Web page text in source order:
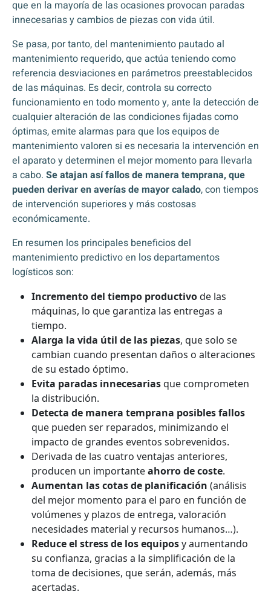
que en la mayoría de las ocasiones provocan paradas
innecesarias y cambios de piezas con vida útil.
Se pasa, por tanto, del mantenimiento pautado al
mantenimiento requerido, que actúa teniendo como
referencia desviaciones en parámetros preestablecidos
de las máquinas. Es decir, controla su correcto
funcionamiento en todo momento y, ante la detección de
cualquier alteración de las condiciones fijadas como
óptimas, emite alarmas para que los equipos de
mantenimiento valoren si es necesaria la intervención en
el aparato y determinen el mejor momento para llevarla
a cabo. Se atajan así fallos de manera temprana, que
pueden derivar en averías de mayor calado, con tiempos
de intervención superiores y más costosas
económicamente.
En resumen los principales beneficios del
mantenimiento predictivo en los departamentos
logísticos son:
Incremento del tiempo productivode las
máquinas, lo que garantiza las entregas a
tiempo.
Alarga la vida útil de las piezas, que solo se
cambian cuando presentan daños o alteraciones
de su estado óptimo.
Evita paradas innecesariasque comprometen
la distribución.
Detecta de manera temprana posibles fallos
que pueden ser reparados, minimizando el
impacto de grandes eventos sobrevenidos.
Derivada de las cuatro ventajas anteriores,
producen un importanteahorro de coste.
Aumentan las cotas de planificación (análisis
del mejor momento para el paro en función de
volúmenes y plazos de entrega, valoración
necesidades material y recursos humanos…).
Reduce el stress de los equiposy aumentando
su confianza, gracias a la simplificación de la
toma de decisiones, que serán, además, más
acertadas.